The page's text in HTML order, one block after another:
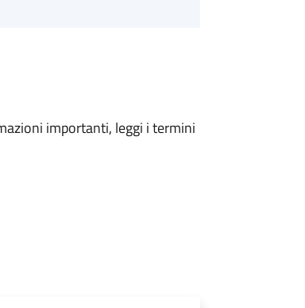
importanti, leggi i termini